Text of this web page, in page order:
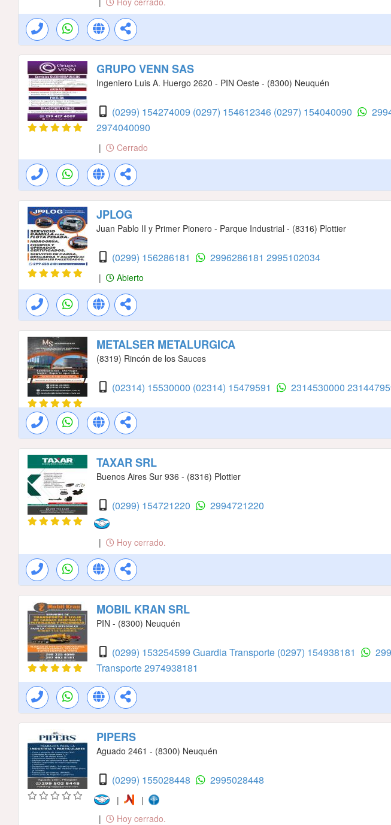
GRUPO VENN SAS
Ingeniero Luis A. Huergo 2620 - PIN Oeste - (8300) Neuquén
(0299) 154274009 (0297) 154612346 (0297) 154040090
2974040090
| Cerrado
JPLOG
Juan Pablo II y Primer Pionero - Parque Industrial - (8316) Plottier
(0299) 156286181 2996286181 2995102034
| Abierto
METALSER METALURGICA
(8319) Rincón de los Sauces
(02314) 15530000 (02314) 15479591 2314530000
TAXAR SRL
Buenos Aires Sur 936 - (8316) Plottier
(0299) 154721220 2994721220
| Hoy cerrado.
MOBIL KRAN SRL
PIN - (8300) Neuquén
(0299) 153254599 Guardia Transporte (0297) 154938181
Transporte2974938181
PIPERS
Aguado 2461 - (8300) Neuquén
(0299) 155028448 2995028448
|
|
|
Hoy cerrado.